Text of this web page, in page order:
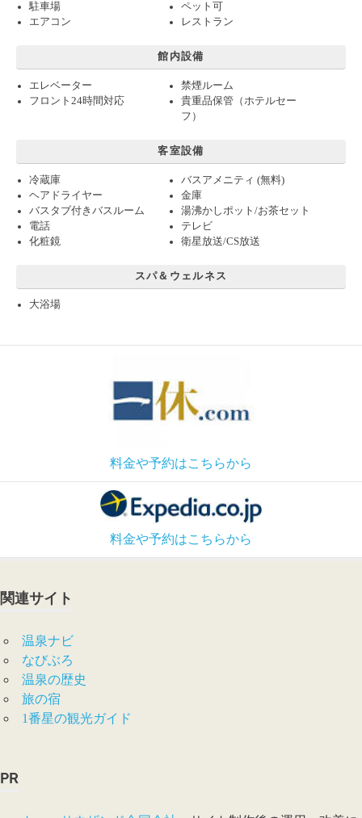
駐車場
ペット可
エアコン
レストラン
館内設備
エレベーター
禁煙ルーム
フロント24時間対応
貴重品保管（ホテルセー
フ）
客室設備
冷蔵庫
バスアメニティ (無料)
ヘアドライヤー
金庫
バスタブ付きバスルーム
湯沸かしポット/お茶セット
電話
テレビ
化粧鏡
衛星放送/CS放送
スパ＆ウェルネス
大浴場
料金や予約はこちらから
料金や予約はこちらから
関連サイト
温泉ナビ
なびぶろ
温泉の歴史
旅の宿
1番星の観光ガイド
PR